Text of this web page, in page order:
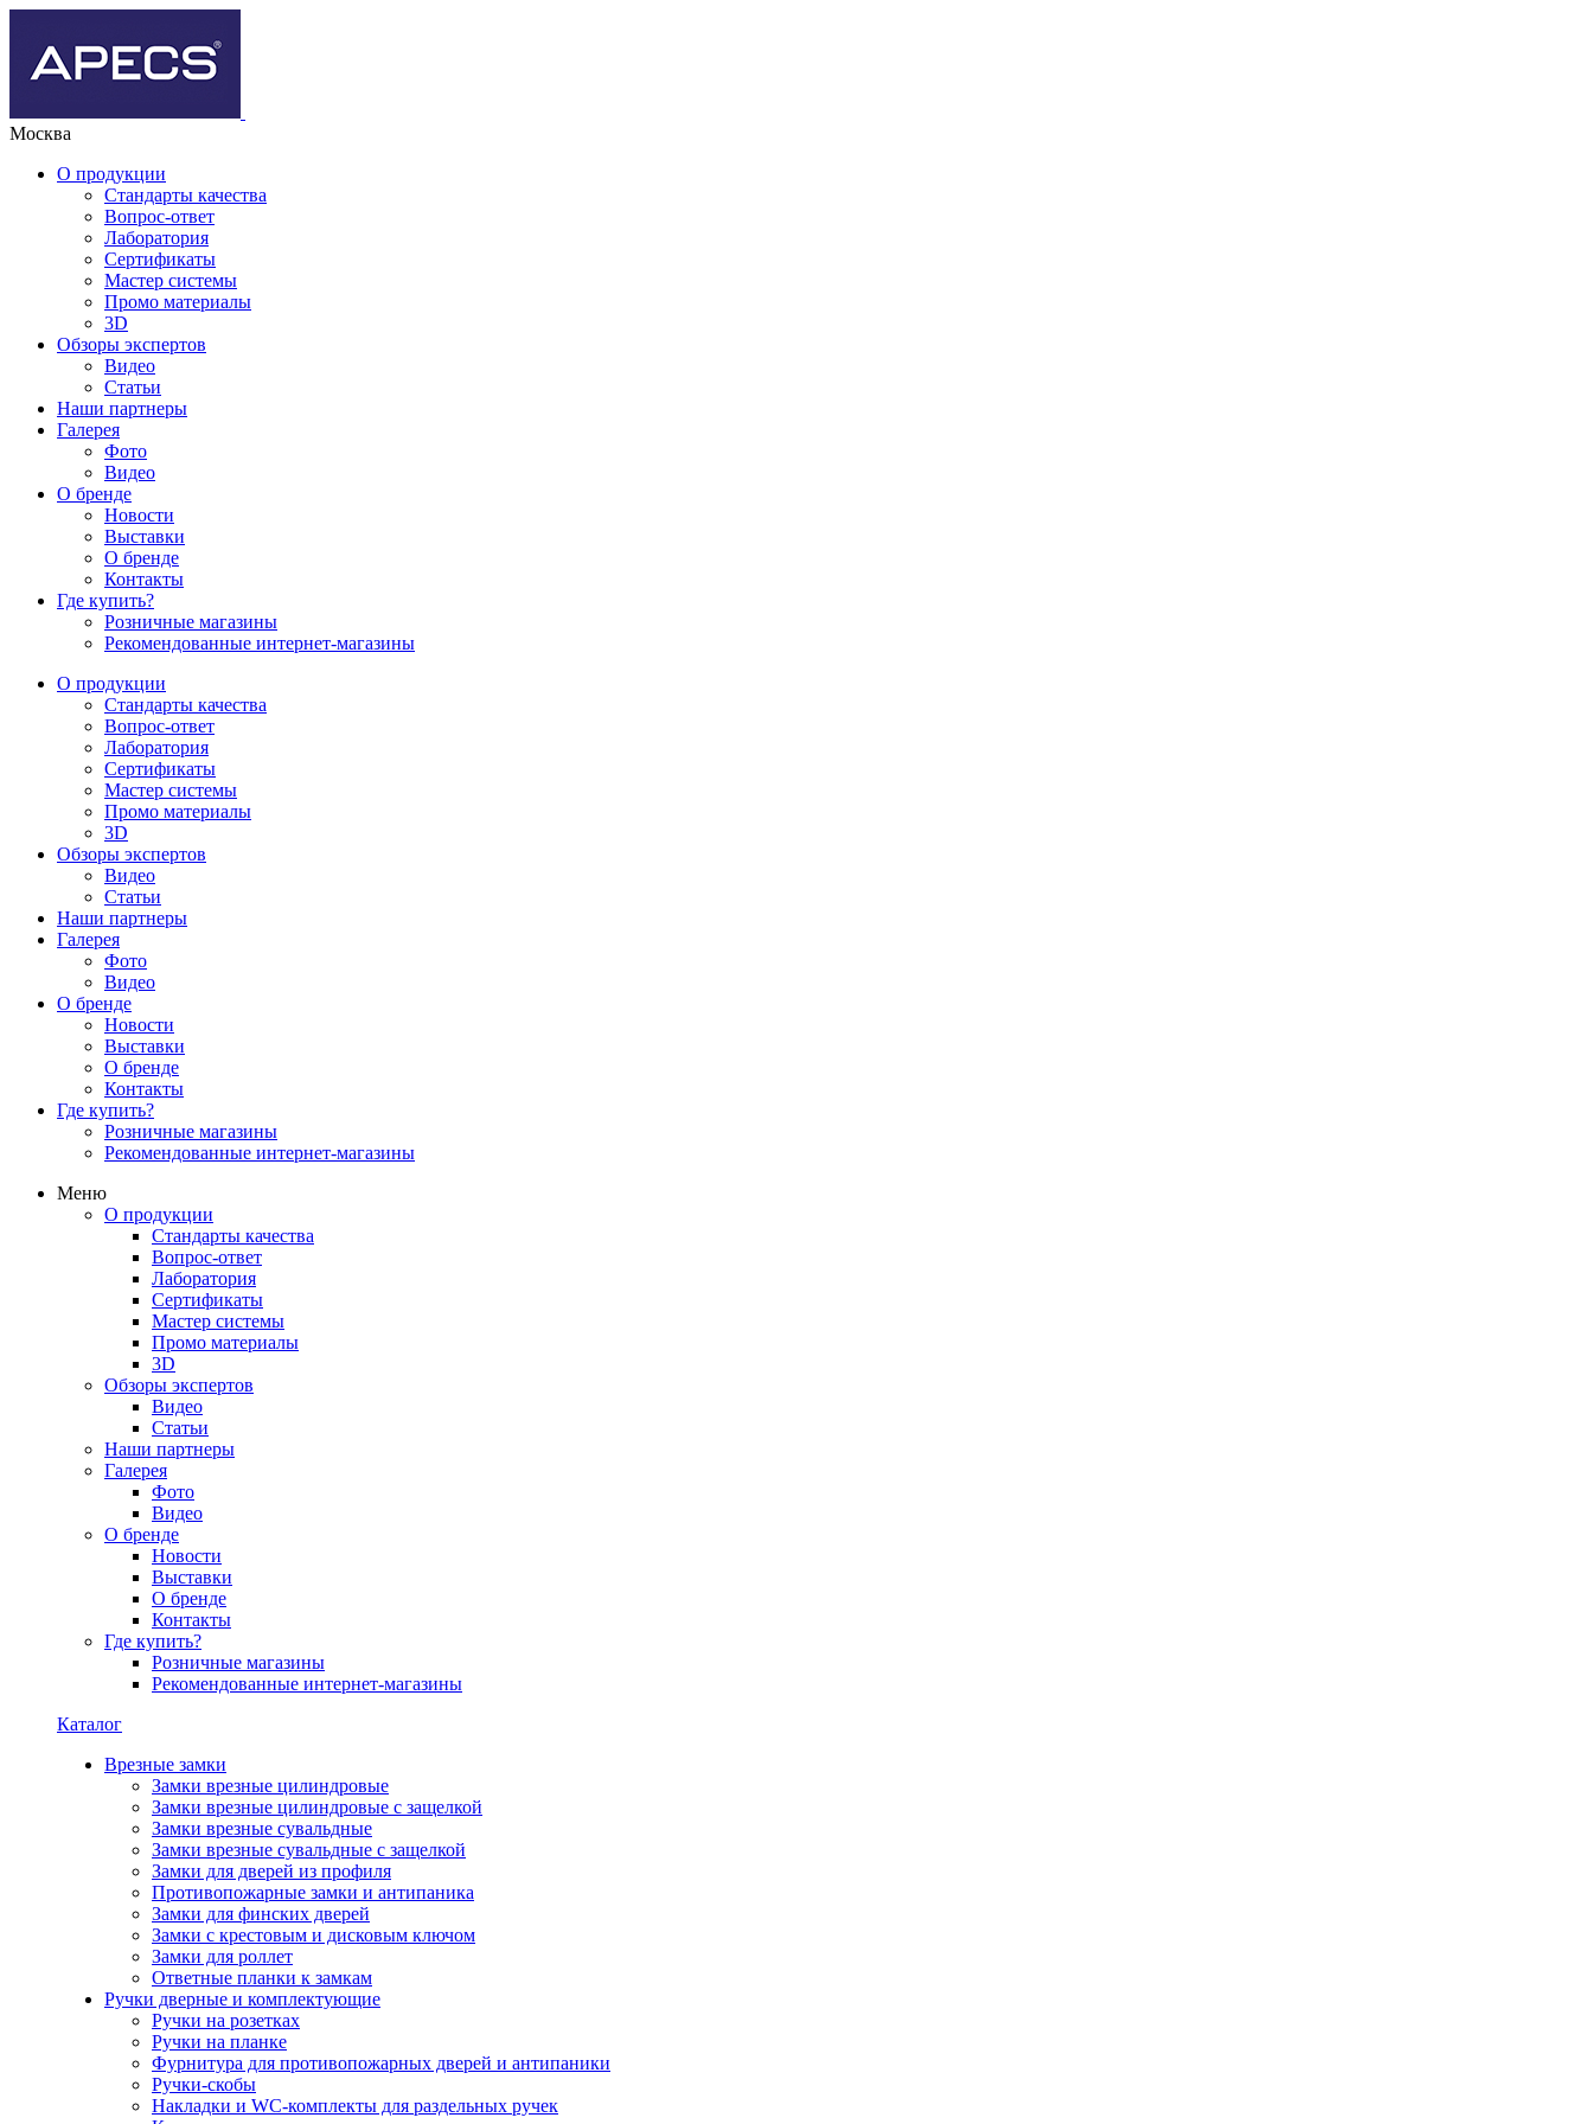
Москва
О продукции
Стандарты качества
Вопрос-ответ
Лаборатория
Сертификаты
Мастер системы
Промо материалы
3D
Обзоры экспертов
Видео
Статьи
Наши партнеры
Галерея
Фото
Видео
О бренде
Новости
Выставки
О бренде
Контакты
Где купить?
Розничные магазины
Рекомендованные интернет-магазины
О продукции
Стандарты качества
Вопрос-ответ
Лаборатория
Сертификаты
Мастер системы
Промо материалы
3D
Обзоры экспертов
Видео
Статьи
Наши партнеры
Галерея
Фото
Видео
О бренде
Новости
Выставки
О бренде
Контакты
Где купить?
Розничные магазины
Рекомендованные интернет-магазины
Меню
О продукции
Стандарты качества
Вопрос-ответ
Лаборатория
Сертификаты
Мастер системы
Промо материалы
3D
Обзоры экспертов
Видео
Статьи
Наши партнеры
Галерея
Фото
Видео
О бренде
Новости
Выставки
О бренде
Контакты
Где купить?
Розничные магазины
Рекомендованные интернет-магазины
Каталог
Врезные замки
Замки врезные цилиндровые
Замки врезные цилиндровые с защелкой
Замки врезные сувальдные
Замки врезные сувальдные с защелкой
Замки для дверей из профиля
Противопожарные замки и антипаника
Замки для финских дверей
Замки с крестовым и дисковым ключом
Замки для роллет
Ответные планки к замкам
Ручки дверные и комплектующие
Ручки на розетках
Ручки на планке
Фурнитура для противопожарных дверей и антипаники
Ручки-скобы
Накладки и WC-комплекты для раздельных ручек